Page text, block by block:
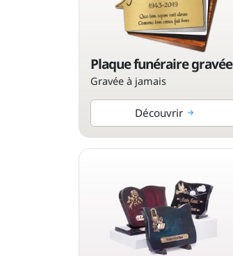
Plaque funéraire gravée
Gravée à jamais
Découvrir